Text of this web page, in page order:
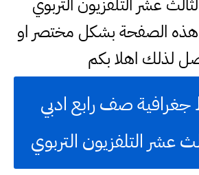
هذه الصفحة بشكل مختصر او
لذلك اهلا بكم
صف رابع ادبي
عشر التلفزيون التربوي